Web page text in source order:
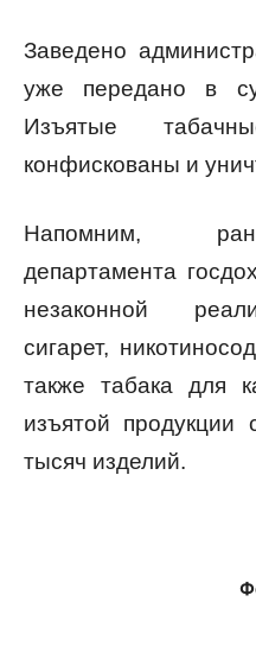
Заведено
уже передано в
Изъятые
конфискованы и
Напомним,
департамента
незаконной
сигарет,
также табака для
изъятой продукции
тысяч изделий.